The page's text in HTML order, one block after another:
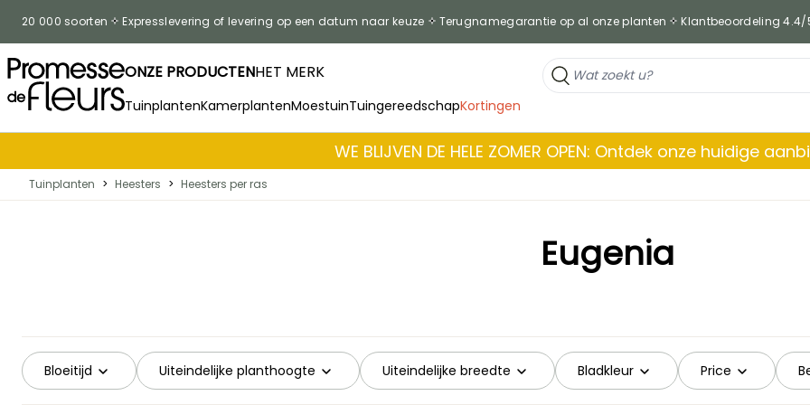
20 000 soorten Expresslevering of levering op een datum naar keuze Terugnamegarantie op al onze planten Klantbeoordeling 4.4/
ONZE PRODUCTENHET MERK
TuinplantenKamerplantenMoestuinTuingereedschapKortingen
WE BLIJVEN DE HELE ZOMER OPEN: Ontdek onze huidige
Tuinplanten > Heesters > Heesters per ras
Eugenia
Bloeitijd Uiteindelijke planthoogte Uiteindelijke breedte Bladkleur Price